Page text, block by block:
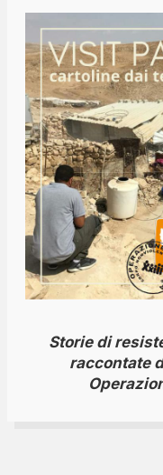
Storie di
raccontate